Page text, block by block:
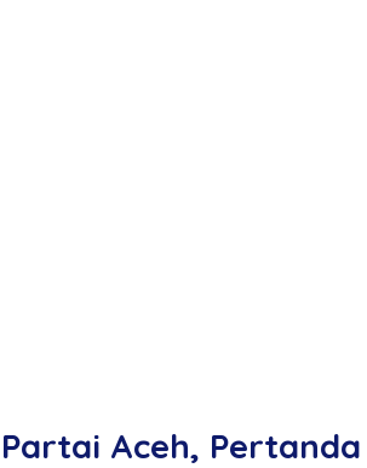
Aceh, Pertanda